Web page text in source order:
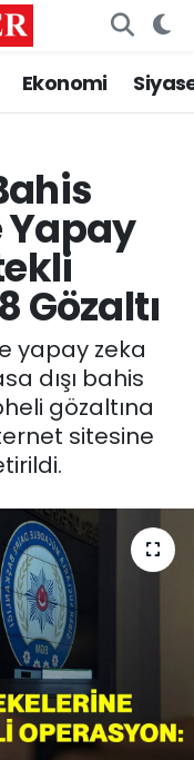
Ekonomi
Yapay
Gözaltı
yapay zeka
dışı bahis
gözaltına
sitesine
Fikstür